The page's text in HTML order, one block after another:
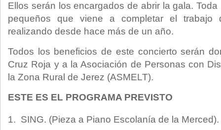
Ellos serán los encargados de abrir la gala.
pequeños que viene a completar el trabajo
realizando desde hace más de un año.
Todos los beneficios de este concierto serán
Cruz Roja y a la Asociación de Personas con
la Zona Rural de Jerez (ASMELT).
ESTE ES EL PROGRAMA PREVISTO
SING. (Pieza a Piano Escolanía de la Merced).